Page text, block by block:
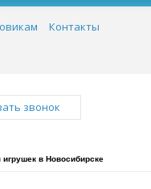
Контакты
звонок
игрушек в Новосибирске